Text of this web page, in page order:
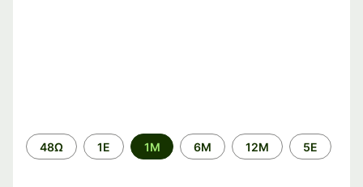
Time
period
48Ω 1Ε 1M 6M 12M 5Ε